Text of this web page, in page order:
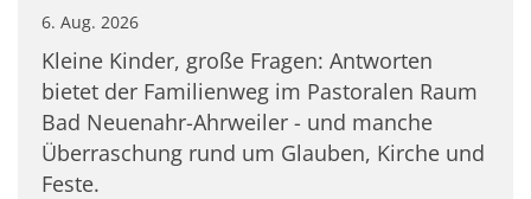
6. Aug. 2026
Kleine Kinder, große Fragen: Antworten
bietet der Familienweg im Pastoralen Raum
Bad Neuenahr-Ahrweiler - und manche
Überraschung rund um Glauben, Kirche und
Feste.